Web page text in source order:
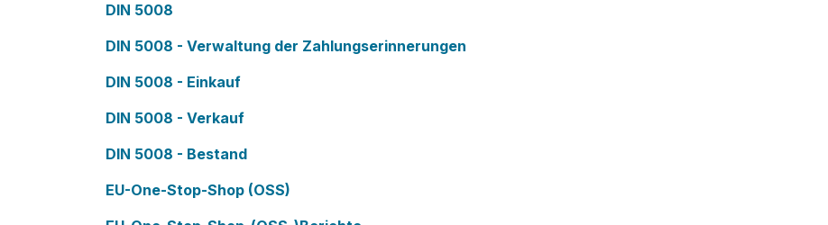
DIN 5008
DIN 5008 - Verwaltung der Zahlungserinnerungen
DIN 5008 - Einkauf
DIN 5008 - Verkauf
DIN 5008 - Bestand
EU-One-Stop-Shop (OSS)